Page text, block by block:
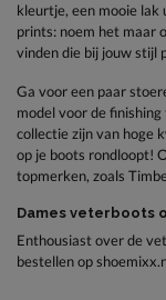
kleurtje, een mooie lak
prints: noem het maar
vinden die bij jouw stijl
Ga voor een paar
model voor de
collectie zijn van hoge
op je boots rondloopt!
topmerken, zoals
Dames veterboots
Enthousiast over de
bestellen op